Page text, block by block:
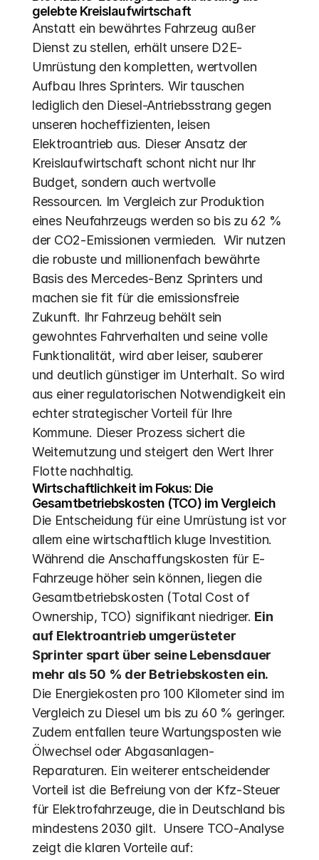
gelebte Kreislaufwirtschaft
Anstatt ein bewährtes Fahrzeug außer
Dienst zu stellen, erhält unsere D2E-
Umrüstung den kompletten, wertvollen
Aufbau Ihres Sprinters. Wir tauschen
lediglich den Diesel-Antriebsstrang gegen
unseren hocheffizienten, leisen
Elektroantrieb aus. Dieser Ansatz der
Kreislaufwirtschaft schont nicht nur Ihr
Budget, sondern auch wertvolle
Ressourcen. Im Vergleich zur Produktion
eines Neufahrzeugs werden so bis zu 62 %
der CO2-Emissionen vermieden.  Wir nutzen
die robuste und millionenfach bewährte
Basis des Mercedes-Benz Sprinters und
machen sie fit für die emissionsfreie
Zukunft. Ihr Fahrzeug behält sein
gewohntes Fahrverhalten und seine volle
Funktionalität, wird aber leiser, sauberer
und deutlich günstiger im Unterhalt. So wird
aus einer regulatorischen Notwendigkeit ein
echter strategischer Vorteil für Ihre
Kommune. Dieser Prozess sichert die
Weiternutzung und steigert den Wert Ihrer
Flotte nachhaltig.
Wirtschaftlichkeit im Fokus: Die
Gesamtbetriebskosten (TCO) im Vergleich
Die Entscheidung für eine Umrüstung ist vor
allem eine wirtschaftlich kluge Investition.
Während die Anschaffungskosten für E-
Fahrzeuge höher sein können, liegen die
Gesamtbetriebskosten (Total Cost of
Ownership, TCO) signifikant niedriger. Ein
auf Elektroantrieb umgerüsteter
Sprinter spart über seine Lebensdauer
mehr als 50 % der Betriebskosten ein.
Die Energiekosten pro 100 Kilometer sind im
Vergleich zu Diesel um bis zu 60 % geringer.
Zudem entfallen teure Wartungsposten wie
Ölwechsel oder Abgasanlagen-
Reparaturen. Ein weiterer entscheidender
Vorteil ist die Befreiung von der Kfz-Steuer
für Elektrofahrzeuge, die in Deutschland bis
mindestens 2030 gilt.  Unsere TCO-Analyse
zeigt die klaren Vorteile auf: